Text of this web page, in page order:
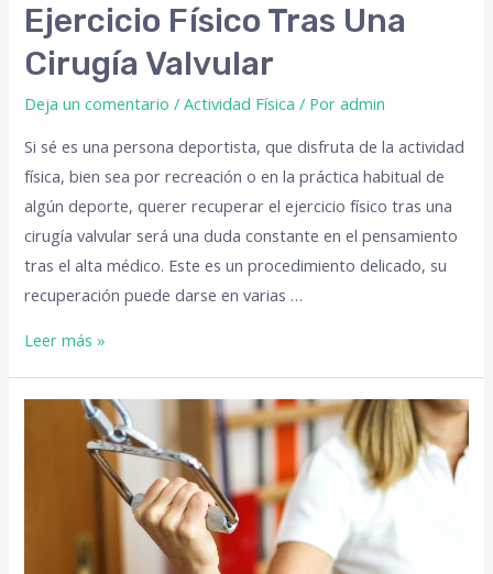
Ejercicio Físico Tras Una
Cirugía Valvular
Deja un comentario /Actividad Física / Poradmin
Si sé es una persona deportista, que disfruta de la actividad
física, bien sea por recreación o en la práctica habitual de
algún deporte, querer recuperar el ejercicio físico tras una
cirugía valvular será una duda constante en el pensamiento
tras el alta médico. Este es un procedimiento delicado, su
recuperación puede darse en varias …
Leer más »